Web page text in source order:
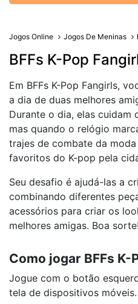
Jogos Online Jogos De Meninas
BFFs K-Pop
Em BFFs K-Pop Fangirls,
a dia de duas melhores
Durante o dia, elas cuidam
mas quando o relógio
trajes de combate da
favoritos do K-pop pela
Seu desafio é ajudá-las a
combinando diferentes
acessórios para criar os
melhores amigas. Boa sorte!
Como jogar BFFs K-
Jogue com o botão
tela de dispositivos móveis.